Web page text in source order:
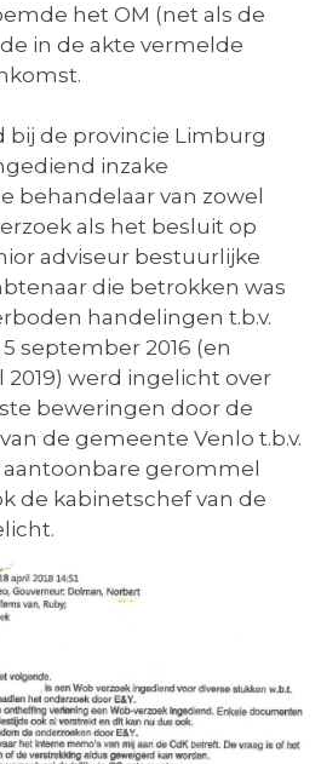
het OM (net als de
in de akte vermelde
bij de provincie Limburg
inzake
behandelaar van zowel
als het besluit op
adviseur bestuurlijke
die betrokken was
handelingen t.b.v.
september 2016 (en
2019) werd ingelicht over
beweringen door de
de gemeente Venlo t.b.v.
aantoonbare gerommel
de kabinetschef van de